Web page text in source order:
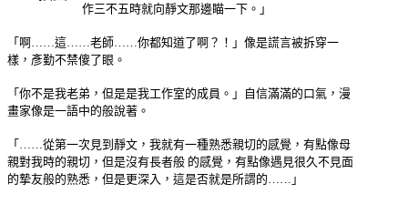
作三不五時就向靜文那邊瞄一下。」
「啊……這……老師……你都知道了啊？！」像是謊言被拆穿一
樣，彥勤不禁傻了眼。
「你不是我老弟，但是是我工作室的成員。」自信滿滿的口氣，漫
畫家像是一語中的般說著。
「……從第一次見到靜文，我就有一種熟悉親切的感覺，有點像母
親對我時的親切，但是沒有長者般 的感覺，有點像遇見很久不見面
的摯友般的熟悉，但是更深入，這是否就是所謂的……」